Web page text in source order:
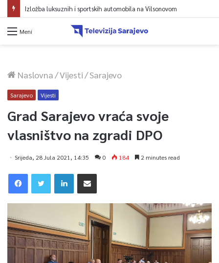
Izložba luksuznih i sportskih automobila na Vilsonovom
Meni
Naslovna/Vijesti/Sarajevo
Sarajevo Vijesti
Grad Sarajevo vraća svoje
vlasništvo na zgradi DPO
Srijeda, 28 Jula 2021, 14:35 0 184 2 minutes read